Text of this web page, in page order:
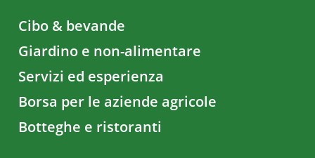
Cibo & bevande
Giardino e non-alimentare
Servizi ed esperienza
Borsa per le aziende agricole
Botteghe e ristoranti